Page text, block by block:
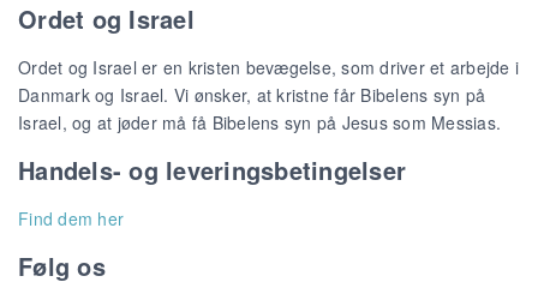
Ordet og Israel
Ordet og Israel er en kristen bevægelse, som driver et arbejde i
Danmark og Israel. Vi ønsker, at kristne får Bibelens syn på
Israel, og at jøder må få Bibelens syn på Jesus som Messias.
Handels- og leveringsbetingelser
Find dem her
Følg os